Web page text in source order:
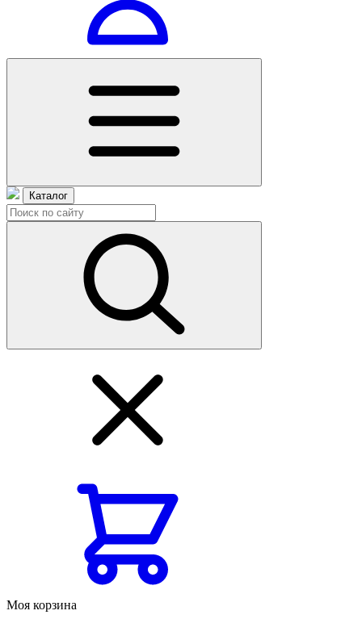
Каталог
Моя корзина